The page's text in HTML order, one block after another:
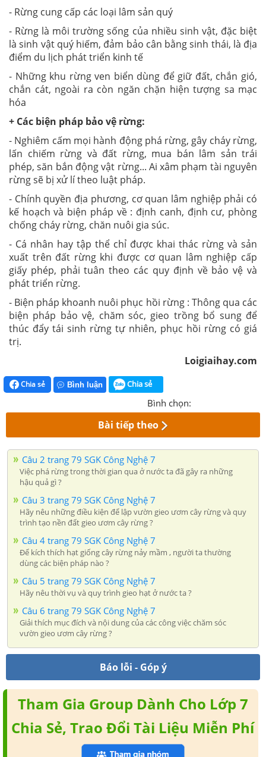
- Rừng cung cấp các loại lâm sản quý
- Rừng là môi trường sống của nhiều sinh vật, đặc biệt
là sinh vật quý hiếm, đảm bảo cân bằng sinh thái, là địa
điểm du lịch phát triển kinh tế
- Những khu rừng ven biển dùng để giữ đất, chắn gió,
chắn cát, ngoài ra còn ngăn chặn hiện tượng sa mạc
hóa
+ Các biện pháp bảo vệ rừng:
- Nghiêm cấm mọi hành động phá rừng, gây cháy rừng,
lấn chiếm rừng và đất rừng, mua bán lâm sản trái
phép, săn bắn động vật rừng... Ai xâm phạm tài nguyên
rừng sẽ bị xử lí theo luật pháp.
- Chính quyền địa phương, cơ quan lâm nghiệp phải có
kế hoạch và biện pháp về : định canh, định cư, phòng
chống cháy rừng, chăn nuôi gia súc.
- Cá nhân hay tập thể chỉ được khai thác rừng và sản
xuất trên đất rừng khi được cơ quan lâm nghiệp cấp
giấy phép, phải tuân theo các quy định về bảo vệ và
phát triển rừng.
- Biện pháp khoanh nuôi phục hồi rừng : Thông qua các
biện pháp bảo vệ, chăm sóc, gieo trồng bổ sung để
thúc đẩy tái sinh rừng tự nhiên, phục hồi rừng có giá
trị.
Loigiaihay.com
Chia sẻ Bình luận Chia sẻ
Bình chọn:
Bài tiếp theo
Câu 2 trang 79 SGK Công Nghệ 7
Việc phá rừng trong thời gian qua ở nước ta đã gây ra những
hậu quả gì ?
Câu 3 trang 79 SGK Công Nghệ 7
Hãy nêu những điều kiện để lập vườn gieo ươm cây rừng và quy
trình tạo nền đất gieo ươm cây rừng ?
Câu 4 trang 79 SGK Công Nghệ 7
Để kích thích hạt giống cây rừng nảy mầm , người ta thường
dùng các biện pháp nào ?
Câu 5 trang 79 SGK Công Nghệ 7
Hãy nêu thời vụ và quy trình gieo hạt ở nước ta ?
Câu 6 trang 79 SGK Công Nghệ 7
Giải thích mục đích và nội dung của các công việc chăm sóc
vườn gieo ươm cây rừng ?
Báo lỗi - Góp ý
Tham Gia Group Dành Cho Lớp 7
Chia Sẻ, Trao Đổi Tài Liệu Miễn Phí